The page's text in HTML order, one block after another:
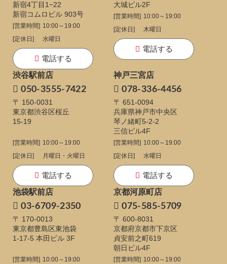
新宿4丁目1−22
新宿コムロビル 903号
[営業時間] 10:00～19:00
[定休日]
水曜日
電話する
大城ビル2F
[営業時間] 10:00～19:00
[定休日]
木曜日
電話する
渋谷駅前店
050-3555-7422
〒 150-0031
東京都渋谷区桜丘
15-19
[営業時間] 10:00～19:00
[定休日]
月曜日・火曜日
電話する
神戸三宮店
078-336-4456
〒 651-0094
兵庫県神戸市中央区
琴ノ緒町5-2-2
三信ビル4F
[営業時間] 10:00～19:00
[定休日]
水曜日
電話する
池袋駅前店
03-6709-2350
〒 170-0013
東京都豊島区東池袋
1-17-5 本田ビル 3F
[営業時間] 10:00～19:00
京都河原町店
075-585-5709
〒 600-8031
京都府京都市下京区
貞安前之町619
朝日ビル4F
[営業時間] 10:00～19:00